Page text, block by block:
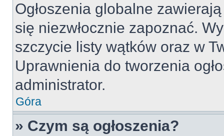
Ogłoszenia globalne
się niezwłocznie zapoznać.
szczycie listy wątków oraz w
Uprawnienia do tworzenia
administrator.
Góra
» Czym są ogłoszenia?